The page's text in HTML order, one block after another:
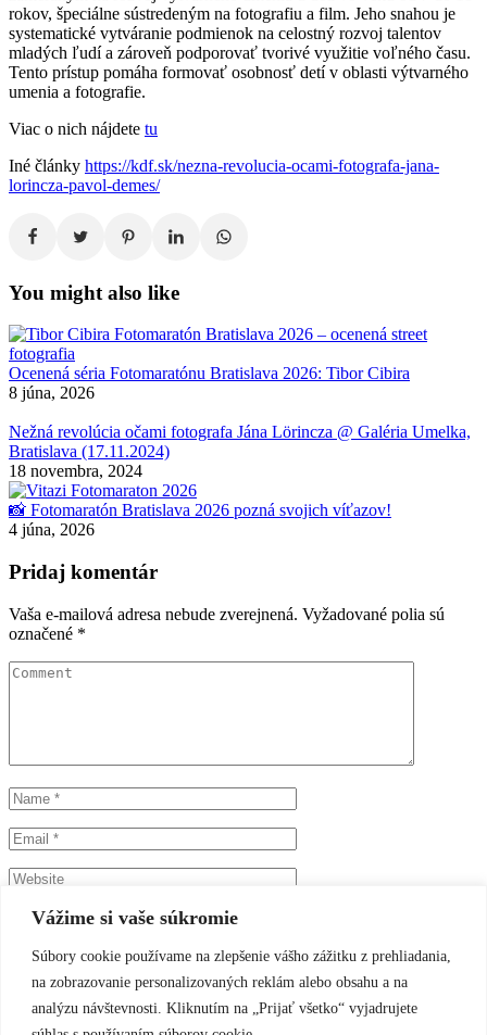
Vážime si vaše súkromie
Súbory cookie používame na zlepšenie vášho zážitku z prehliadania,
na zobrazovanie personalizovaných reklám alebo obsahu a na
analýzu návštevnosti. Kliknutím na „Prijať všetko“ vyjadrujete
rokov, špeciálne sústredeným na fotografiu a film. Jeho snahou je
systematické vytváranie podmienok na celostný rozvoj talentov
mladých ľudí a zároveň podporovať tvorivé využitie voľného času.
Tento prístup pomáha formovať osobnosť detí v oblasti výtvarného
umenia a fotografie.
Viac o nich nájdete tu
Iné články https://kdf.sk/nezna-revolucia-ocami-fotografa-jana-
lorincza-pavol-demes/
You might also like
Ocenená séria Fotomaratónu Bratislava 2026: Tibor Cibira
8 júna, 2026
Nežná revolúcia očami fotografa Jána Lörincza @ Galéria Umelka,
Bratislava (17.11.2024)
18 novembra, 2024
📸 Fotomaratón Bratislava 2026 pozná svojich víťazov!
4 júna, 2026
Pridaj komentár
Vaša e-mailová adresa nebude zverejnená. Vyžadované polia sú
označené *
Uložiť moje meno, e-mail a webovú stránku v tomto prehliadači